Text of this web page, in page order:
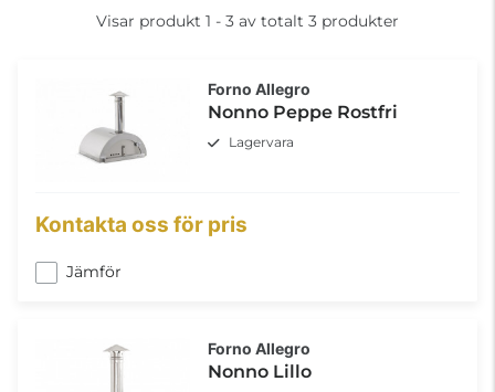
Visar produkt 1 - 3 av totalt 3 produkter
Forno Allegro
Nonno Peppe Rostfri
Lagervara
Kontakta oss för pris
Jämför
Forno Allegro
Nonno Lillo